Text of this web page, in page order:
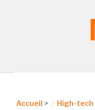
Accueil > High-tech